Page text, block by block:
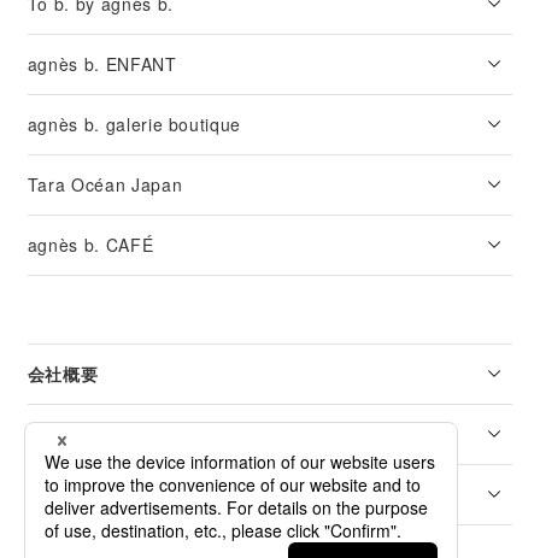
agnès b. ENFANT
agnès b. galerie boutique
Tara Océan Japan
agnès b. CAFÉ
会社概要
リーガル
カスタマーサービス